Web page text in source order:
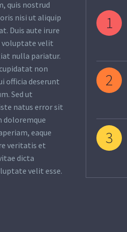
quis nostrud
nisi ut aliquip
Duis aute irure
voluptate velit
nulla pariatur.
non
officia deserunt
Sed ut
natus error sit
doloremque
eaque
veritatis et
dicta
velit esse.
1
2
3